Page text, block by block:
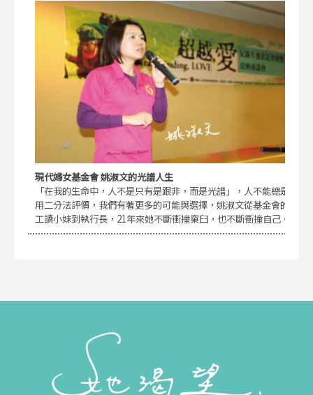
現代婦女基金會 姚淑文的光譜人生
「在我的生命中，人不是只有是跟非，而是光譜」，人不能總是
用二分法評價，我們有著更多的可能與選擇，姚淑文從基金會的
工讀小妹到執行長，21年來她不斷衝撞窠臼，也不斷衝撞自己。